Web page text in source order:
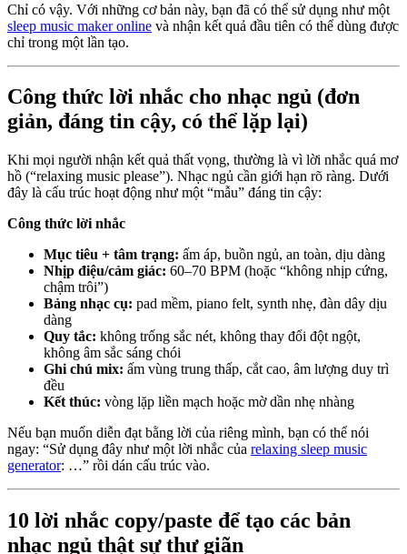
Chỉ có vậy. Với những cơ bản này, bạn đã có thể sử dụng như một
sleep music maker online và nhận kết quả đầu tiên có thể dùng được
chỉ trong một lần tạo.
Công thức lời nhắc cho nhạc ngủ (đơn
giản, đáng tin cậy, có thể lặp lại)
Khi mọi người nhận kết quả thất vọng, thường là vì lời nhắc quá mơ
hồ (“relaxing music please”). Nhạc ngủ cần giới hạn rõ ràng. Dưới
đây là cấu trúc hoạt động như một “mẫu” đáng tin cậy:
Công thức lời nhắc
Mục tiêu + tâm trạng: ấm áp, buồn ngủ, an toàn, dịu dàng
Nhịp điệu/cảm giác: 60–70 BPM (hoặc “không nhịp cứng,
chậm trôi”)
Bảng nhạc cụ: pad mềm, piano felt, synth nhẹ, đàn dây dịu
dàng
Quy tắc: không trống sắc nét, không thay đổi đột ngột,
không âm sắc sáng chói
Ghi chú mix: ấm vùng trung thấp, cắt cao, âm lượng duy trì
đều
Kết thúc: vòng lặp liền mạch hoặc mờ dần nhẹ nhàng
Nếu bạn muốn diễn đạt bằng lời của riêng mình, bạn có thể nói
ngay: “Sử dụng đây như một lời nhắc của relaxing sleep music
generator: …” rồi dán cấu trúc vào.
10 lời nhắc copy/paste để tạo các bản
nhạc ngủ thật sự thư giãn